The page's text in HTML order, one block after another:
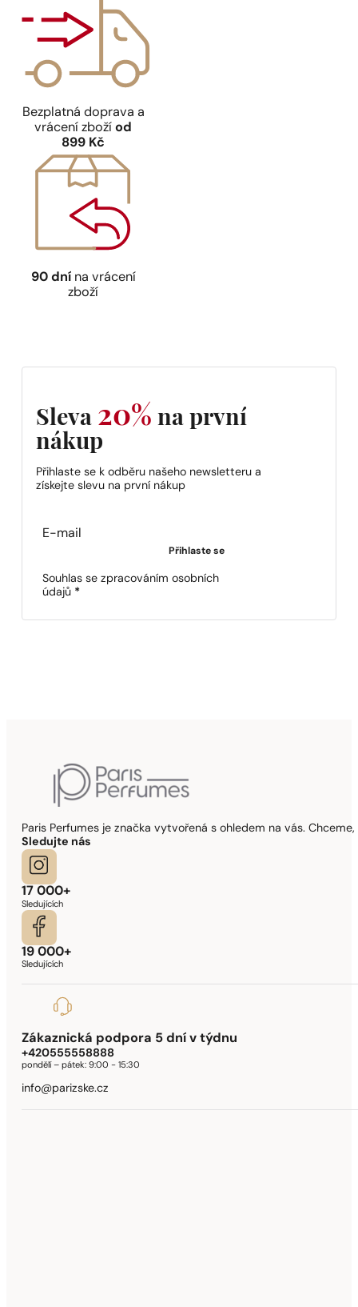
Bezplatná doprava a
vrácení zbožíod
899 Kč
90 dnína vrácení
zboží
Sleva 20% na první
nákup
Přihlaste se k odběru našeho newsletteru a
získejte slevu na první nákup
Section
Přihlaste se
Souhlas se zpracováním osobních
údajů *
Paris Perfumes je značka vytvořená s ohledem na vás.
Sledujte nás
17 000+
Sledujících
19 000+
Sledujících
Zákaznická podpora 5 dní v týdnu
+420555558888
pondělí – pátek:9:00 - 15:30
info@parizske.cz